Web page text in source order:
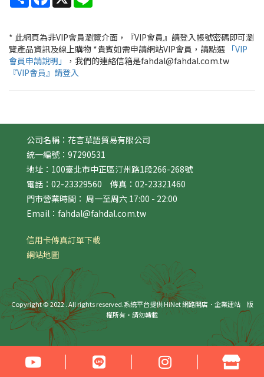
* 此網頁為非VIP會員瀏覽介面，『VIP會員』請登入帳號密碼即可瀏
覽產品資訊及線上購物 *貴賓如需申請網站VIP會員，請點選 「VIP
會員申請說明」
，我們的連絡信箱是fahdal@fahdal.com.tw
『VIP會員』請登入
公司名稱：花言草語貿易有限公司
統一編號：97290531
地址：100臺北市中正區汀州路1段266-268號
電話：02-23329560 傳真：02-23321460
門市營業時間： 周一至周六 17:00 - 22:00
Email：fahdal@fahdal.com.tw
信用卡傳真訂單下載
網站地圖
Copyright © 2022 . All rights reserved.系統平台提供 HiNet 網路開店．企業建站版
權所有‧請勿轉載